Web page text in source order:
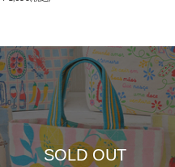
SOLD OUT